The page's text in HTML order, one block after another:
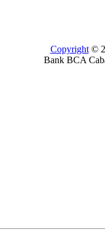
Copyright©
Bank BCA